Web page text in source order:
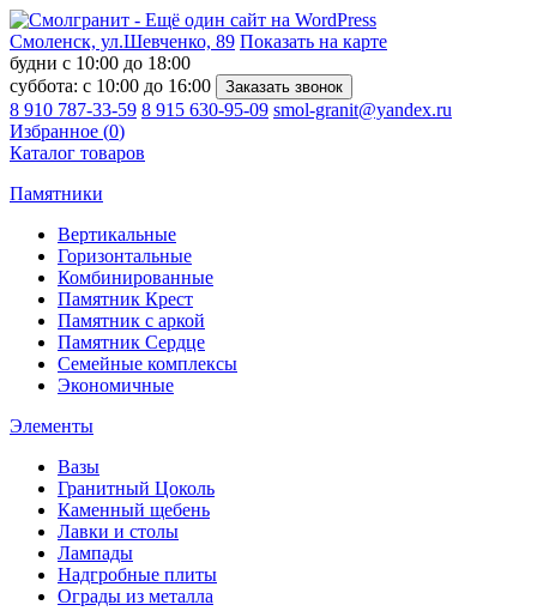
Смоленск, ул.Шевченко, 89 Показать на карте
будни с 10:00 до 18:00
суббота: с 10:00 до 16:00
8 910 787-33-59 8 915 630-95-09 smol-granit@yandex.ru
Избранное (0)
Каталог товаров
Памятники
Вертикальные
Горизонтальные
Комбинированные
Памятник Крест
Памятник с аркой
Памятник Сердце
Семейные комплексы
Экономичные
Элементы
Вазы
Гранитный Цоколь
Каменный щебень
Лавки и столы
Лампады
Надгробные плиты
Ограды из металла